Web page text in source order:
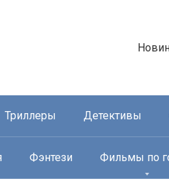
Триллеры Детективы
Фэнтези Фильмы по